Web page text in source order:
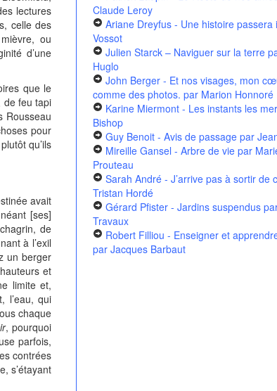
lectures
celle des
ou
d’une
que le
de feu tapi
Rousseau
pour
qu’ils
avait
[ses]
de
à l’exil
un berger
et
limite et,
l’eau, qui
chaque
, pourquoi
parfois,
contrées
s’étayant
Claude Leroy
Ariane Dreyfus - Une histoire passera
Vossot
Julien Starck – Naviguer sur la terre
Huglo
John Berger - Et nos visages, mon
comme des photos. par Marion Honnoré
Karine Miermont - Les instants les
Bishop
Guy Benoit - Avis de passagepar
Mireille Gansel - Arbre de viepar
Prouteau
Sarah André - J’arrive pas à sortir de
Tristan Hordé
Gérard Pfister - Jardins suspendus
Travaux
Robert Filliou - Enseigner et
par Jacques Barbaut